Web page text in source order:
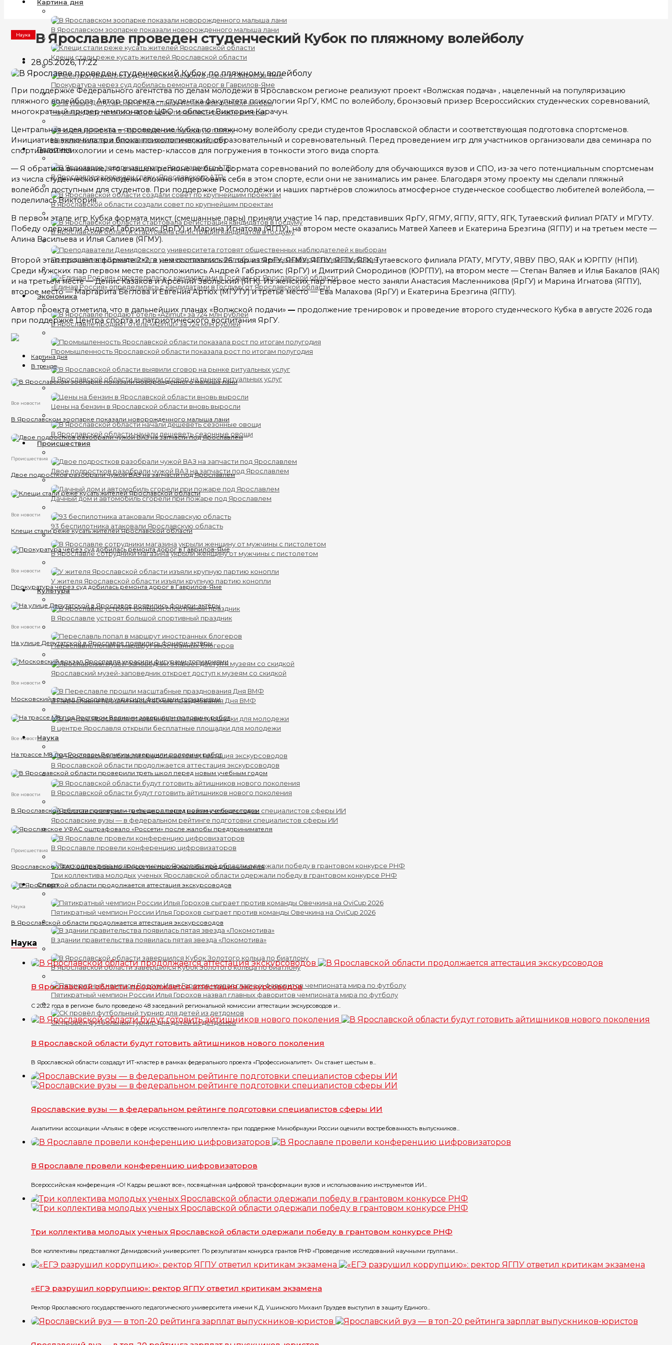
Картина дня
В Ярославском зоопарке показали новорожденного малыша лани
Клещи стали реже кусать жителей Ярославской области
Прокуратура через суд добилась ремонта дорог в Гаврилов-Яме
На улице Депутатской в Ярославле появились фонари-актёры
На улице Кирова в Ярославле сняли первую плитку
Политика
В Ярославле задержали главу «Ярославского АТП»
В Ярославской области создали совет по крупнейшим проектам
В Ярославской области стартовала регистрация кандидатов в Госдуму
Преподаватели Демидовского университета готовят общественных наблюдателей к выборам
«Единая Россия» определилась с кандидатами в Госдуму от Ярославской области
Экономика
В Ярославле продают отель «Azimut» за 724 млн рублей
Промышленность Ярославской области показала рост по итогам полугодия
В Ярославской области выявили сговор на рынке ритуальных услуг
Цены на бензин в Ярославской области вновь выросли
В Ярославской области начали дешеветь сезонные овощи
Происшествия
Двое подростков разобрали чужой ВАЗ на запчасти под Ярославлем
Дачный дом и автомобиль сгорели при пожаре под Ярославлем
93 беспилотника атаковали Ярославскую область
В Ярославле сотрудники магазина укрыли женщину от мужчины с пистолетом
У жителя Ярославской области изъяли крупную партию конопли
Культура
В Ярославле устроят большой спортивный праздник
Переславль попал в маршрут иностранных блогеров
Ярославский музей-заповедник откроет доступ к музеям со скидкой
В Переславле прошли масштабные празднования Дня ВМФ
В центре Ярославля открыли бесплатные площадки для молодежи
Наука
В Ярославской области продолжается аттестация экскурсоводов
В Ярославской области будут готовить айтишников нового поколения
Ярославские вузы — в федеральном рейтинге подготовки специалистов сферы ИИ
В Ярославле провели конференцию цифровизаторов
Три коллектива молодых ученых Ярославской области одержали победу в грантовом конкурсе РНФ
Спорт
Пятикратный чемпион России Илья Горохов сыграет против команды Овечкина на OviCup 2026
В здании правительства появилась пятая звезда «Локомотива»
В Ярославской области завершился Кубок Золотого кольца по биатлону
Пятикратный чемпион России Илья Горохов назвал главных фаворитов чемпионата мира по футболу
СК провёл футбольный турнир для детей из детдомов
Наука В Ярославле проведен студенческий Кубок по пляжному волейболу
28.05.2026, 17:22
При поддержке Федерального агентства по делам молодежи в Ярославском регионе реализуют проект «Волжская подача» , нацеленный на популяризацию
пляжного волейбола. Автор проекта — студентка факультета психологии ЯрГУ, КМС по волейболу, бронзовый призер Всероссийских студенческих соревнований,
многократный призер чемпионатов ЦФО и области Виктория Карачун.
Центральная идея проекта — проведение Кубка по пляжному волейболу среди студентов Ярославской области и соответствующая подготовка спортсменов.
Инициатива включила три блока: психологический, образовательный и соревновательный. Перед проведением игр для участников организовали два семинара по
спортивной психологии и семь мастер-классов для погружения в тонкости этого вида спорта.
— Я обратила внимание, что в нашем регионе не было формата соревнований по волейболу для обучающихся вузов и СПО, из-за чего потенциальным спортсменам
из числа студенческой молодежи сложно попробовать себя в этом спорте, если они не занимались им ранее. Благодаря этому проекту мы сделали пляжный
волейбол доступным для студентов. При поддержке Росмолодёжи и наших партнёров сложилось атмосферное студенческое сообщество любителей волейбола, —
поделилась Виктория.
В первом этапе игр Кубка формата микст (смешанные пары) приняли участие 14 пар, представивших ЯрГУ, ЯГМУ, ЯГПУ, ЯГТУ, ЯГК, Тутаевский филиал РГАТУ и МГУТУ.
Победу одержали Андрей Габриэлис (ЯрГУ) и Марина Игнатова (ЯГПУ), на втором месте оказались Матвей Хапеев и Екатерина Брезгина (ЯГПУ) и на третьем месте —
Алина Васильева и Илья Салиев (ЯГМУ).
Второй этап прошёл в формате 2×2, в нем состязались 26 пар из ЯрГУ, ЯГМУ, ЯГПУ, ЯГТУ, ЯГК, Тутаевского филиала РГАТУ, МГУТУ, ЯВВУ ПВО, ЯАК и ЮРГПУ (НПИ).
Среди мужских пар первом месте расположились Андрей Габриэлис (ЯрГУ) и Дмитрий Смородинов (ЮРГПУ), на втором месте — Степан Валяев и Илья Бакалов (ЯАК)
и на третьем месте — Денис Казаков и Арсений Звольский (ЯГК). Из женских пар первое место заняли Анастасия Масленникова (ЯрГУ) и Марина Игнатова (ЯГПУ),
второе место — Маргарита Беглова и Евгения Артюх (МГУТУ) и третье место — Ева Малахова (ЯрГУ) и Екатерина Брезгина (ЯГПУ).
Автор проекта отметила, что в дальнейших планах «Волжской подачи» — продолжение тренировок и проведение второго студенческого Кубка в августе 2026 года
при поддержке Центра спорта и патриотического воспитания ЯрГУ.
Картина дня
В тренде
Все новости
В Ярославском зоопарке показали новорожденного малыша лани
Происшествия
Двое подростков разобрали чужой ВАЗ на запчасти под Ярославлем
Все новости
Клещи стали реже кусать жителей Ярославской области
Все новости
Прокуратура через суд добилась ремонта дорог в Гаврилов-Яме
Все новости
На улице Депутатской в Ярославле появились фонари-актёры
Все новости
Московский вокзал Ярославля украсили фигурами-топиариями
Все новости
На трассе М8 под Ростовом Великим завершили половину работ
Все новости
В Ярославской области проверили треть школ перед новым учебным годом
Происшествия
Ярославское УФАС оштрафовало «Россети» после жалобы предпринимателя
Наука
В Ярославской области продолжается аттестация экскурсоводов
Наука
В Ярославской области продолжается аттестация экскурсоводов
С 2022 года в регионе было проведено 48 заседаний региональной комиссии аттестации экскурсоводов и...
В Ярославской области будут готовить айтишников нового поколения
В Ярославской области создадут ИТ-кластер в рамках федерального проекта «Профессионалитет». Он станет шестым в...
Ярославские вузы — в федеральном рейтинге подготовки специалистов сферы ИИ
Аналитики ассоциации «Альянс в сфере искусственного интеллекта» при поддержке Минобрнауки России оценили востребованность выпускников...
В Ярославле провели конференцию цифровизаторов
Всероссийская конференция «О! Кадры решают все», посвящённая цифровой трансформации вузов и использованию инструментов ИИ...
Три коллектива молодых ученых Ярославской области одержали победу в грантовом конкурсе РНФ
Все коллективы представляют Демидовский университет. По результатам конкурса грантов РНФ «Проведение исследований научными группами...
«ЕГЭ разрушил коррупцию»: ректор ЯГПУ ответил критикам экзамена
Ректор Ярославского государственного педагогического университета имени К.Д. Ушинского Михаил Груздев выступил в защиту Единого...